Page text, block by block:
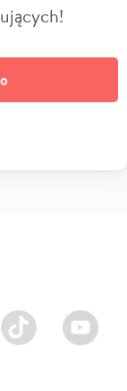
TikTok Youtube